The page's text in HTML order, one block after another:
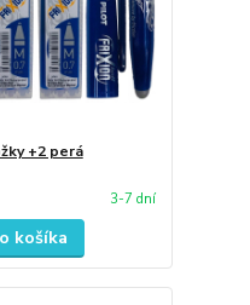
+2 perá
3-7 dní
košíka